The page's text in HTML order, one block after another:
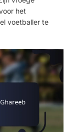
het
voetballer te